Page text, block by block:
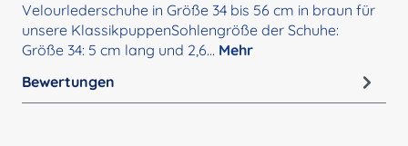
Velourlederschuhe in Größe 34 bis 56 cm in braun für
unsere KlassikpuppenSohlengröße der Schuhe:
Größe 34: 5 cm lang und 2,6… Mehr
Bewertungen